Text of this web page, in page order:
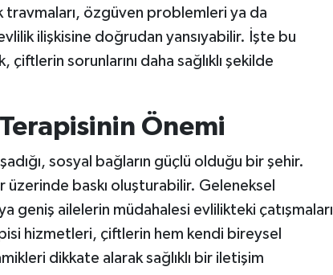
özgüven problemleri ya da
ilişkisine doğrudan yansıyabilir. İşte bu
sorunlarını daha sağlıklı şekilde
Önemi
sosyal bağların güçlü olduğu bir şehir.
baskı oluşturabilir. Geleneksel
geniş ailelerin müdahalesi evlilikteki çatışmaları
hizmetleri, çiftlerin hem kendi bireysel
dikkate alarak sağlıklı bir iletişim